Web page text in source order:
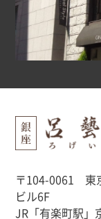
〒104-0061 東
ビル6F
JR「有楽町駅」